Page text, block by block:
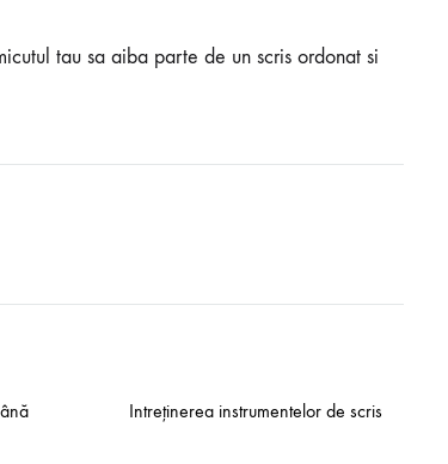
tau sa aiba parte de un scris ordonat si
Intreţinerea instrumentelor de scris